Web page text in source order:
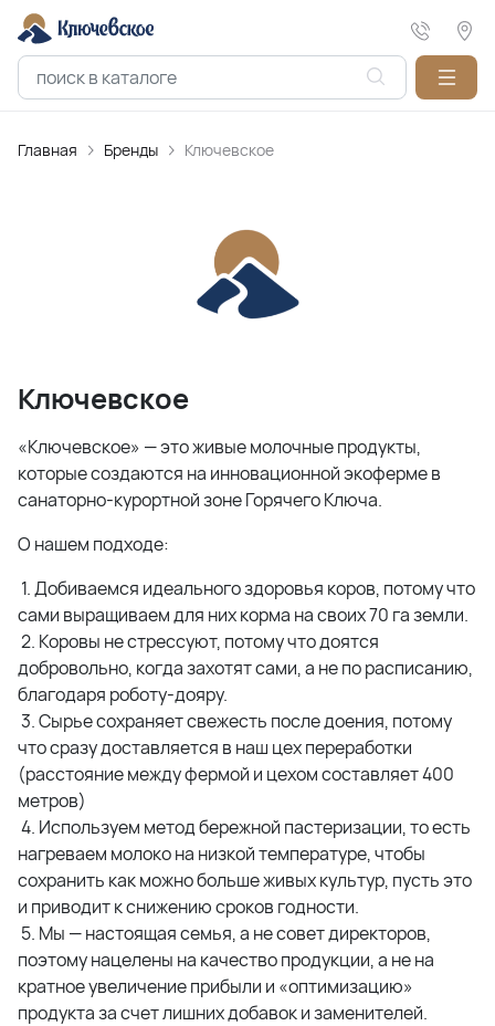
Главная Бренды Ключевское
Ключевское
«Ключевское» — это живые молочные продукты,
которые создаются на инновационной экоферме в
санаторно-курортной зоне Горячего Ключа.
О нашем подходе:
1. Добиваемся идеального здоровья коров, потому что
сами выращиваем для них корма на своих 70 га земли.
2. Коровы не стрессуют, потому что доятся
добровольно, когда захотят сами, а не по расписанию,
благодаря роботу-дояру.
3. Сырье сохраняет свежесть после доения, потому
что сразу доставляется в наш цех переработки
(расстояние между фермой и цехом составляет 400
метров)
4. Используем метод бережной пастеризации, то есть
нагреваем молоко на низкой температуре, чтобы
сохранить как можно больше живых культур, пусть это
и приводит к снижению сроков годности.
5. Мы — настоящая семья, а не совет директоров,
поэтому нацелены на качество продукции, а не на
кратное увеличение прибыли и «оптимизацию»
продукта за счет лишних добавок и заменителей.